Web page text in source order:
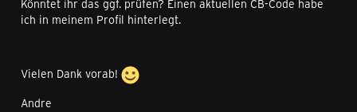
Könntet ihr das ggf. prüfen? Einen aktuellen CB-Code habe
ich in meinem Profil hinterlegt.
Vielen Dank vorab!
Andre